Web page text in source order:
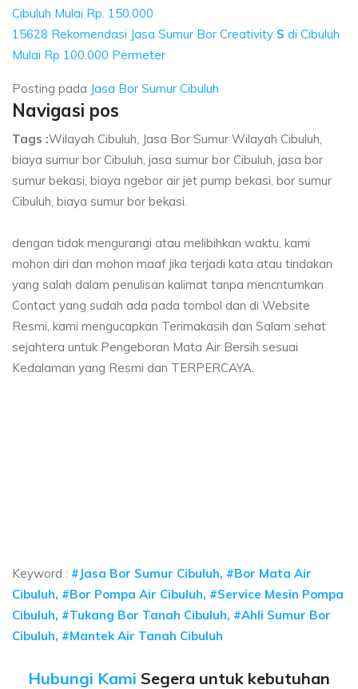
Cibuluh Mulai Rp. 150.000
15628 Rekomendasi Jasa Sumur Bor Creativity S di Cibuluh
Mulai Rp 100.000 Permeter
Posting pada Jasa Bor Sumur Cibuluh
Navigasi pos
Tags :Wilayah Cibuluh, Jasa Bor Sumur Wilayah Cibuluh,
biaya sumur bor Cibuluh, jasa sumur bor Cibuluh, jasa bor
sumur bekasi, biaya ngebor air jet pump bekasi, bor sumur
Cibuluh, biaya sumur bor bekasi.
dengan tidak mengurangi atau melibihkan waktu, kami
mohon diri dan mohon maaf jika terjadi kata atau tindakan
yang salah dalam penulisan kalimat tanpa mencntumkan
Contact yang sudah ada pada tombol dan di Website
Resmi, kami mengucapkan Terimakasih dan Salam sehat
sejahtera untuk Pengeboran Mata Air Bersih sesuai
Kedalaman yang Resmi dan TERPERCAYA.
Keyword : #Jasa Bor Sumur Cibuluh, #Bor Mata Air
Cibuluh, #Bor Pompa Air Cibuluh, #Service Mesin Pompa
Cibuluh, #Tukang Bor Tanah Cibuluh, #Ahli Sumur Bor
Cibuluh, #Mantek Air Tanah Cibuluh
Hubungi Kami Segera untuk kebutuhan